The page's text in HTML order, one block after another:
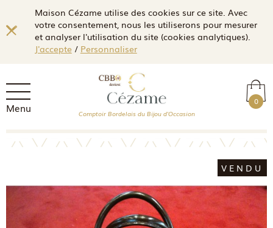
Maison Cézame utilise des cookies sur ce site. Avec
votre consentement, nous les utiliserons pour mesurer
et analyser l'utilisation du site (cookies analytiques).
J'accepte/ Personnaliser
Menu 0
Comptoir Bordelais du Bijou d'Occasion
VENDU